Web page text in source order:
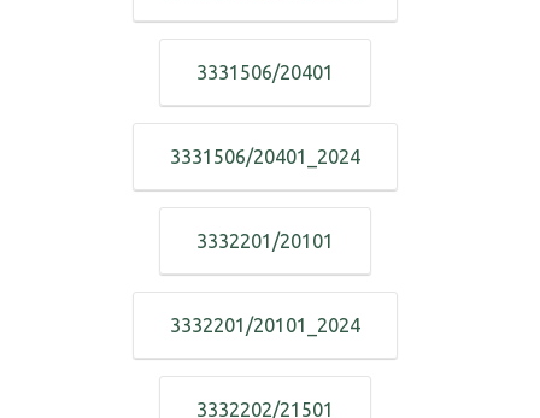
3331506/20401
3331506/20401_2024
3332201/20101
3332201/20101_2024
3332202/21501